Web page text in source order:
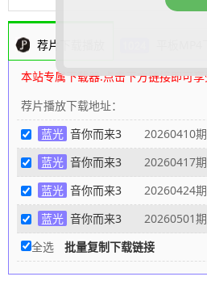
荐片下载播放
本站专属下载器:点击下方链接即可
荐片播放下载地址：
蓝光 音你而来3 20260410期
蓝光 音你而来3 20260417期
蓝光 音你而来3 20260424期
蓝光 音你而来3 20260501期
全选
批量复制下载链接